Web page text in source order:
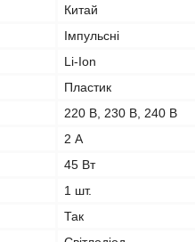
Китай
Імпульсні
Li-Ion
Пластик
220 В, 230 В, 240 В
2 А
45 Вт
1 шт.
Так